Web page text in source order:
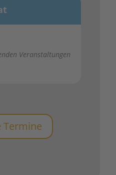
Veranstaltungen
Termine